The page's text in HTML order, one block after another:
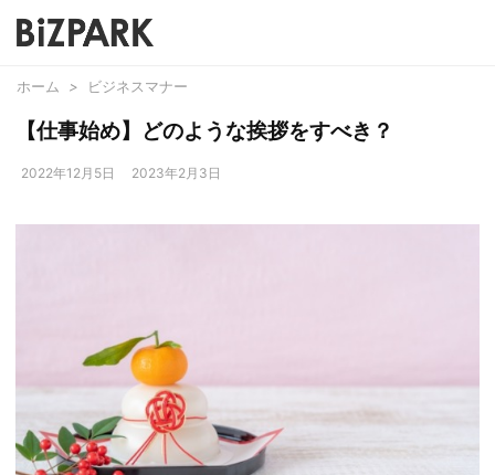
ホーム > ビジネスマナー
【仕事始め】どのような挨拶をすべき？
2022年12月5日 2023年2月3日